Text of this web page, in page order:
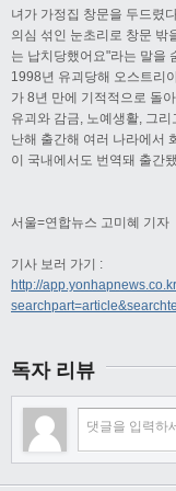
녀가 가정집 창문을 두드렸
의심 섞인 눈초리로 창문 밖
는 납치당했어요"라는 말을
1998년 유괴당해 오스트리
가 8년 만에 기적적으로 돌
유괴와 감금, 노예생활, 그
난해 출간해 여러 나라에서
이 국내에서도 번역돼 출간
서울=연합뉴스 고미혜 기자
기사 보러 가기 :
http://
독자 리뷰